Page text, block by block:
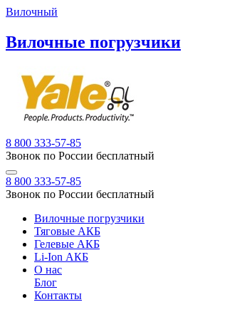
Вилочный
Вилочные погрузчики
8 800 333-57-85
Звонок по России бесплатный
8 800 333-57-85
Звонок по России бесплатный
Вилочные погрузчики
Тяговые АКБ
Гелевые АКБ
Li-Ion АКБ
О нас
Блог
Контакты